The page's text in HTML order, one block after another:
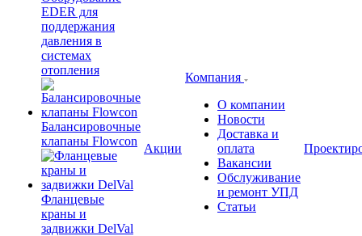
EDER для
поддержания
давления в
системах
отопления
Балансировочные
клапаны Flowcon
Фланцевые
краны и
задвижки DelVal
Акции
Компания
О компании
Новости
Доставка и
оплата
Вакансии
Обслуживание
и ремонт УПД
Статьи